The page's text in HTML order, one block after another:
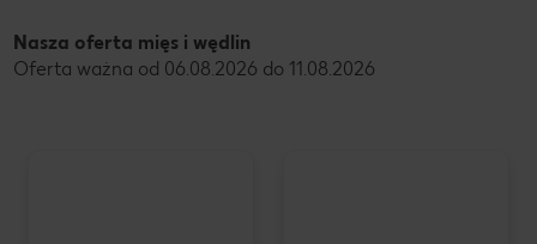
Nasza oferta mięs i wędlin
Oferta ważna od 06.08.2026 do 11.08.2026